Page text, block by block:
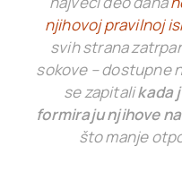
njihovoj pravilnoj
svih strana
sokove – dostupne
se zapitalikada
formiraju njihove
što manje